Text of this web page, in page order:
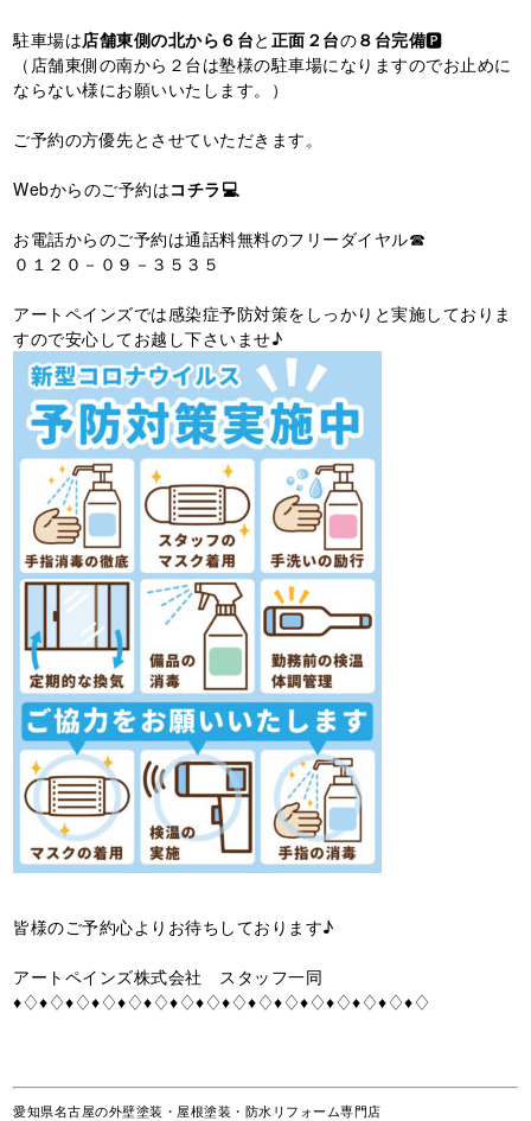
駐車場は店舗東側の北から６台と 正面２台の８台完備🅿️
（店舗東側の南から２台は塾様の駐車場になりますのでお止めに
ならない様にお願いいたします。）
ご予約の方優先とさせていただきます。
Webからのご予約はコチラ💻
お電話からのご予約は通話料無料のフリーダイヤル☎
０１２０－０９－３５３５
アートペインズでは感染症予防対策をしっかりと実施しておりま
すので安心してお越し下さいませ♪
皆様のご予約心よりお待ちしております♪
アートペインズ株式会社 スタッフ一同
♦♢♦♢♦♢♦♢♦♢♦♢♦♢♦♢♦♢♦♢♦♢♦♢♦♢♦♢♦♢♦♢
愛知県名古屋の外壁塗装・屋根塗装・防水リフォーム専門店